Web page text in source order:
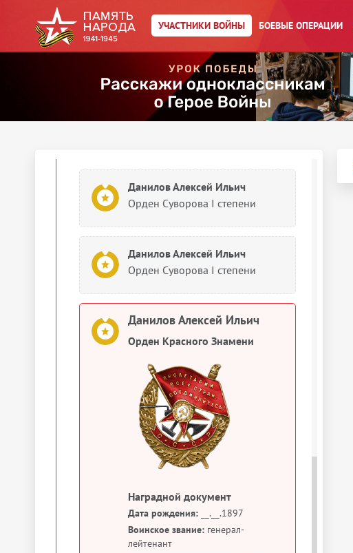
УЧАСТНИКИ ВОЙНЫ БОЕВЫЕ ОПЕРАЦИИ
Данилов Алексей Ильич
Орден Богдана Хмельницкого I
степени
1944
Данилов Алексей Ильич
Орден Суворова I степени
Данилов Алексей Ильич
Орден Суворова I степени
Данилов Алексей Ильич
Орден Красного Знамени
Наградной документ
Дата рождения: __.__.1897
Воинское звание: генерал-
лейтенант